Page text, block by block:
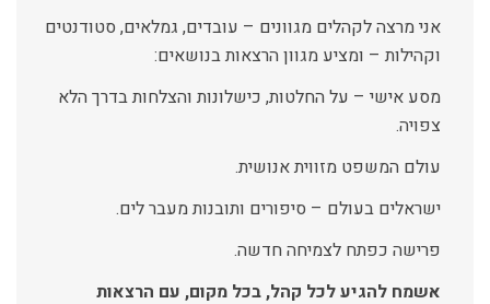
אני מרצה לקהלים מגוונים – עובדים, גמלאים, סטודנטים
וקהילות – ומציע מגוון הרצאות בנושאים:
מסע אישי – על החלטות, כישלונות והצלחות בדרך הלא
צפויה.
עולם המשפט מזווית אנושית.
ישראלים בעולם – סיפורים ותובנות מעבר לים.
פרישה כפתח לצמיחה חדשה.
אשמח להגיע לכל קהל, בכל מקום, עם הרצאות